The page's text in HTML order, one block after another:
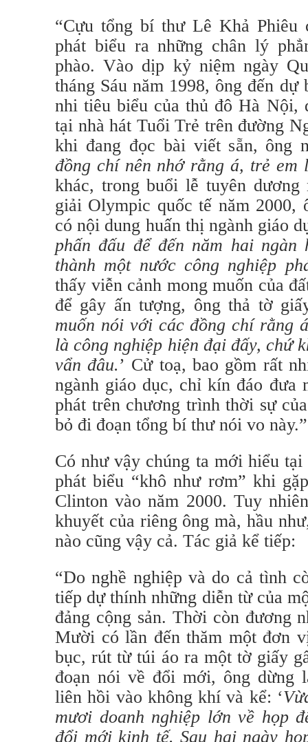
“Cựu tổng bí thư Lê Khả
phát biểu ra những chân lý
phào. Vào dịp kỷ niệm ngày
tháng Sáu năm 1998, ông đến
nhi tiêu biểu của thủ đô Hà
tại nhà hát Tuổi Trẻ trên đường
khi đang đọc bài viết sẵn, ông
đồng chí nên nhớ rằng á, trẻ em
khác, trong buổi lễ tuyên dương
giải Olympic quốc tế năm 2000,
có nội dung huấn thị ngành giáo
phấn đấu để đến năm hai
thành một nước công nghiệp
thấy viễn cảnh mong muốn của
để gây ấn tượng, ông thả tờ
muốn nói với các đồng chí rằng
là công nghiệp hiện đại đấy, chứ
vẩn đâu.’ Cử toạ, bao gồm rất
ngành giáo dục, chỉ kín đáo đưa
phát trên chương trình thời sự
bỏ đi đoạn tổng bí thư nói vo này.”
Có như vậy chúng ta mới hiểu
phát biểu “khô như rơm” khi
Clinton vào năm 2000. Tuy
khuyết của riêng ông mà, hầu
nào cũng vậy cả. Tác giả kể tiếp:
“Do nghề nghiệp và do cả tình
tiếp dự thính những diễn từ của
đảng cộng sản. Thời còn đương
Mười có lần đến thăm một đơn
bục, rút từ túi áo ra một tờ giấy
đoạn nói về đổi mới, ông dừng
liên hồi vào không khí và kể: ‘
mươi doanh nghiệp lớn về họp
đổi mới kinh tế. Sau hai ngày